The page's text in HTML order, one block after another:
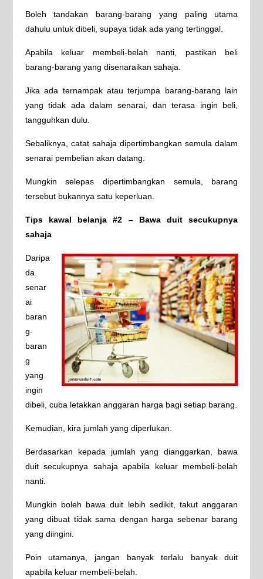
Boleh tandakan barang-barang yang paling utama
dahulu untuk dibeli, supaya tidak ada yang tertinggal.
Apabila keluar membeli-belah nanti, pastikan beli
barang-barang yang disenaraikan sahaja.
Jika ada ternampak atau terjumpa barang-barang lain
yang tidak ada dalam senarai, dan terasa ingin beli,
tangguhkan dulu.
Sebaliknya, catat sahaja dipertimbangkan semula dalam
senarai pembelian akan datang.
Mungkin selepas dipertimbangkan semula, barang
tersebut bukannya satu keperluan.
Tips kawal belanja #2 – Bawa duit secukupnya
sahaja
Daripa
da
senar
ai
baran
g-
baran
g
yang
ingin
dibeli, cuba letakkan anggaran harga bagi setiap barang.
Kemudian, kira jumlah yang diperlukan.
Berdasarkan kepada jumlah yang dianggarkan, bawa
duit secukupnya sahaja apabila keluar membeli-belah
nanti.
Mungkin boleh bawa duit lebih sedikit, takut anggaran
yang dibuat tidak sama dengan harga sebenar barang
yang diingini.
Poin utamanya, jangan banyak terlalu banyak duit
apabila keluar membeli-belah.